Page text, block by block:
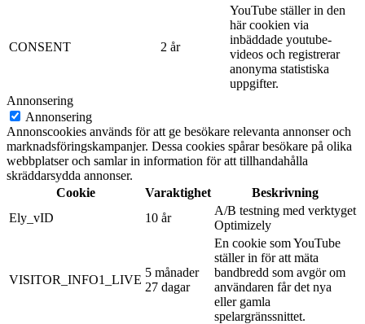
CONSENT 2 år
YouTube ställer in den
här cookien via
inbäddade youtube-
videos och registrerar
anonyma statistiska
uppgifter.
Annonsering
Annonsering
Annonscookies används för att ge besökare relevanta annonser och
marknadsföringskampanjer. Dessa cookies spårar besökare på olika
webbplatser och samlar in information för att tillhandahålla
skräddarsydda annonser.
Cookie
Varaktighet
Beskrivning
Ely_vID
10 år
A/B testning med verktyget
Optimizely
VISITOR_INFO1_LIVE
5 månader
27 dagar
En cookie som YouTube
ställer in för att mäta
bandbredd som avgör om
användaren får det nya
eller gamla
spelargränssnittet.